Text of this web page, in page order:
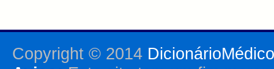
Copyright © 2014